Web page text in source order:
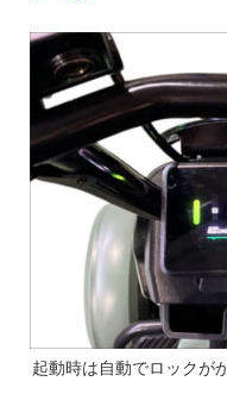
起動時は自動でロックが